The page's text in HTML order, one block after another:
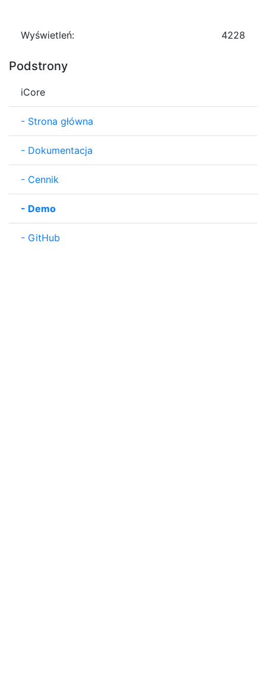
Wyświetleń: 4228
Podstrony
iCore
- Strona główna
- Dokumentacja
- Cennik
- Demo
- GitHub